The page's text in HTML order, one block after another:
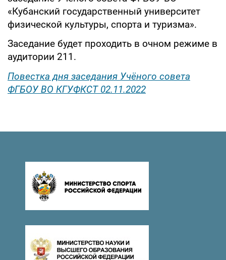
«Кубанский государственный университет
физической культуры, спорта и туризма».
Заседание будет проходить в очном режиме в
аудитории 211.
Повестка дня заседания Учёного совета
ФГБОУ ВО КГУФКСТ 02.11.2022